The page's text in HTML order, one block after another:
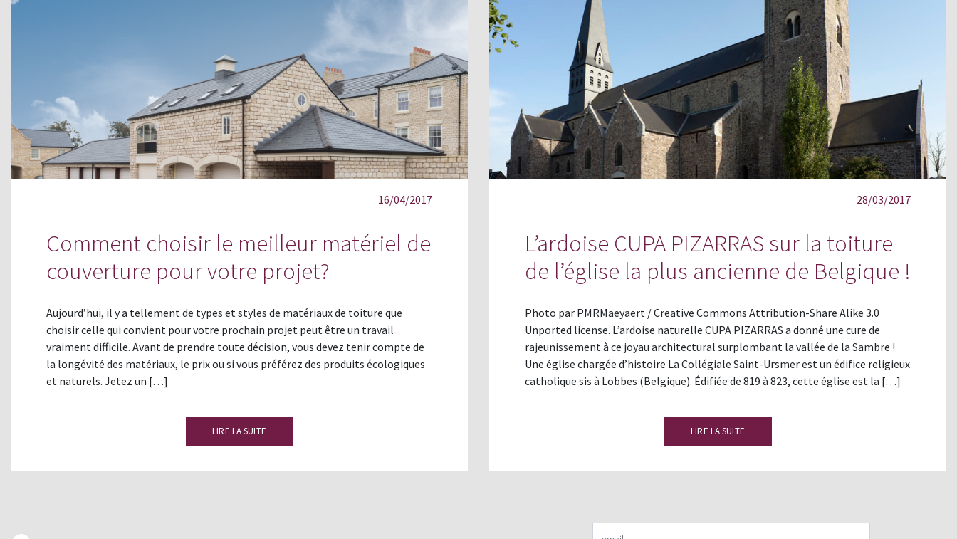
16/04/2017
Comment choisir le meilleur matériel de
couverture pour votre projet?
Aujourd’hui, il y a tellement de types et styles de matériaux de toiture que
choisir celle qui convient pour votre prochain projet peut être un travail
vraiment difficile. Avant de prendre toute décision, vous devez tenir compte de
la longévité des matériaux, le prix ou si vous préférez des produits écologiques
et naturels. Jetez un […]
LIRE LA SUITE
28/03/2017
L’ardoise CUPA PIZARRAS sur la toiture
de l’église la plus ancienne de Belgique !
Photo par PMRMaeyaert / Creative Commons Attribution-Share Alike 3.0
Unported license. L’ardoise naturelle CUPA PIZARRAS a donné une cure de
rajeunissement à ce joyau architectural surplombant la vallée de la Sambre !
Une église chargée d’histoire La Collégiale Saint-Ursmer est un édifice religieux
catholique sis à Lobbes (Belgique). Édifiée de 819 à 823, cette église est la […]
LIRE LA SUITE